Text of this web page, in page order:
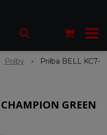
Prilby
Prilba BELL KC7-
GREEN